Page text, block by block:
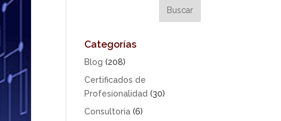
Categorías
Blog (208)
Certificados de
Profesionalidad (30)
Consultoria (6)